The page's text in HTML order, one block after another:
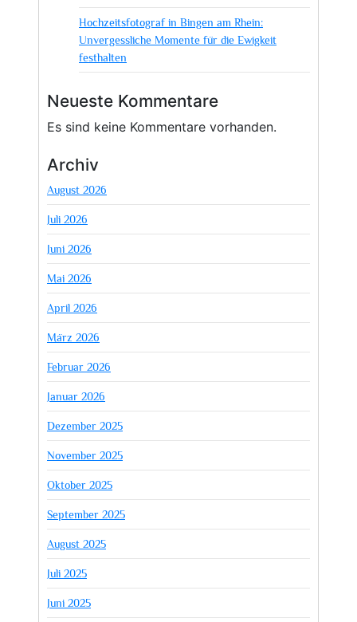
Hochzeitsfotograf in Bingen am Rhein:
Unvergessliche Momente für die Ewigkeit
festhalten
Neueste Kommentare
Es sind keine Kommentare vorhanden.
Archiv
August 2026
Juli 2026
Juni 2026
Mai 2026
April 2026
März 2026
Februar 2026
Januar 2026
Dezember 2025
November 2025
Oktober 2025
September 2025
August 2025
Juli 2025
Juni 2025